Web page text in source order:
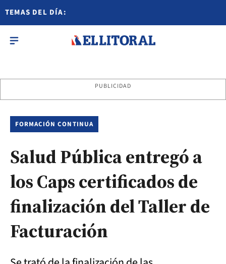
TEMAS DEL DÍA:
PUBLICIDAD
FORMACIÓN CONTINUA
Salud Pública entregó a
los Caps certificados de
finalización del Taller de
Facturación